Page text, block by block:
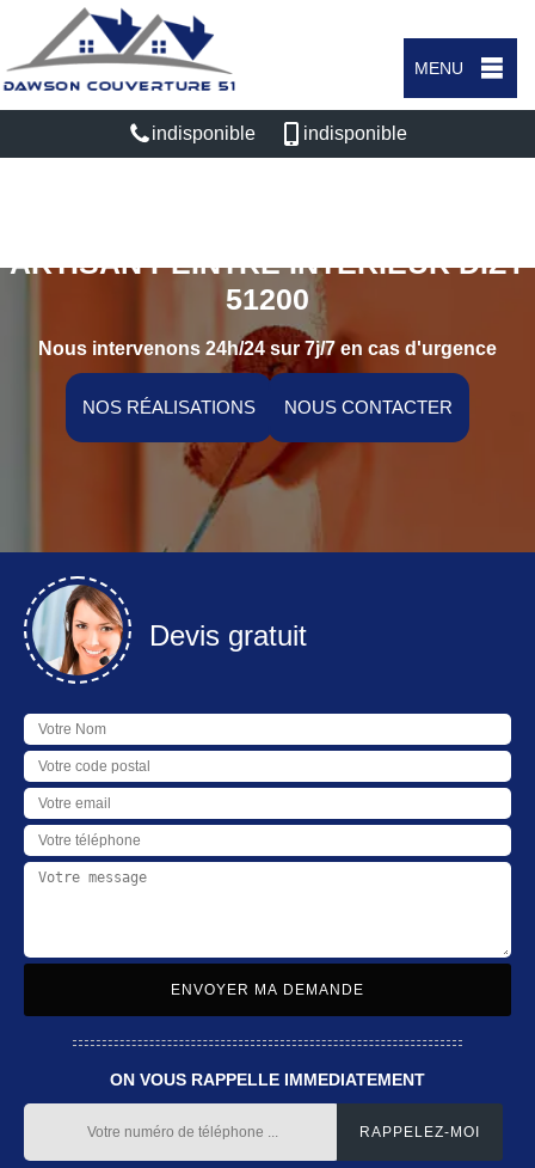
MENU
indisponible indisponible
ARTISAN PEINTRE INTÉRIEUR DIZY
51200
Nous intervenons 24h/24 sur 7j/7 en cas d'urgence
NOS RÉALISATIONS NOUS CONTACTER
Devis gratuit
ON VOUS RAPPELLE IMMEDIATEMENT